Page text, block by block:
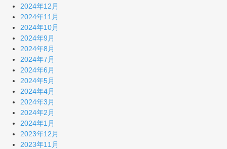
2024年12月
2024年11月
2024年10月
2024年9月
2024年8月
2024年7月
2024年6月
2024年5月
2024年4月
2024年3月
2024年2月
2024年1月
2023年12月
2023年11月